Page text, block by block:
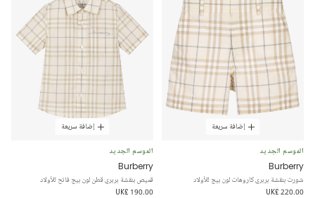
إضافة سريعة
الموسم الجديد
Burberry
شورت بنقشة بربري كاروهات لون بيج للأولاد
UK£ 220.00
إضافة سريعة
الموسم الجديد
Burberry
قميص بنقشة بربري قطن لون بيج فاتح للأولاد
UK£ 190.00